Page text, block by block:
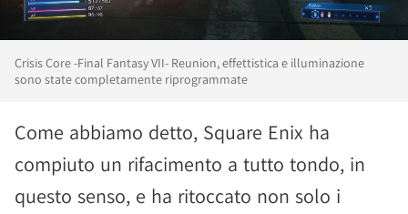
Crisis Core -Final Fantasy VII- Reunion, effettistica e illuminazione
sono state completamente riprogrammate
Come abbiamo detto, Square Enix ha
compiuto un rifacimento a tutto tondo, in
questo senso, e ha ritoccato non solo i